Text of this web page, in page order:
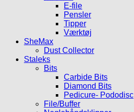
E-file
Pensler
Tipper
Værktøj
SheMax
Dust Collector
Staleks
Bits
Carbide Bits
Diamond Bits
Pedicure- Pododisc
File/Buffer